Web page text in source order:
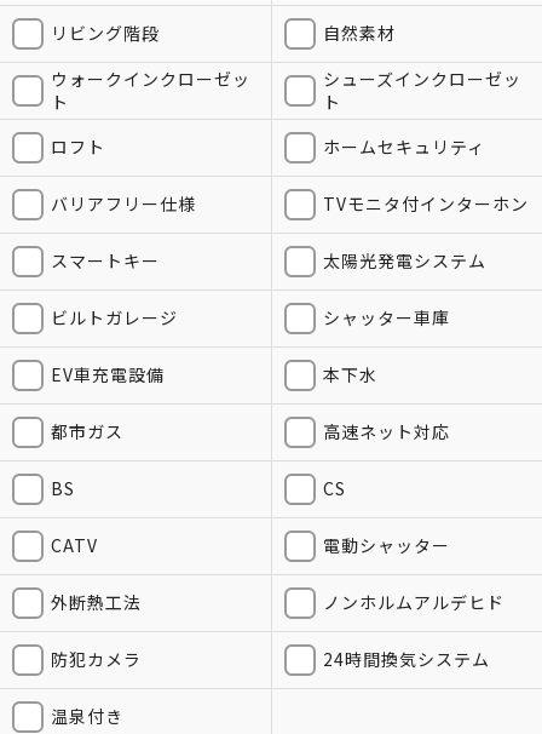
リビング階段
自然素材
ウォークインクローゼッ
ト
シューズインクローゼッ
ト
ロフト
ホームセキュリティ
バリアフリー仕様 TVモニタ付インターホン
スマートキー 太陽光発電システム
ビルトガレージ シャッター車庫
EV車充電設備 本下水
都市ガス 高速ネット対応
BS CS
CATV 電動シャッター
外断熱工法 ノンホルムアルデヒド
防犯カメラ 24時間換気システム
温泉付き